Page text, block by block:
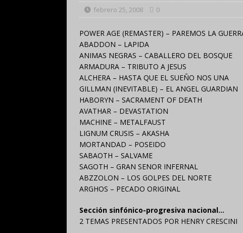
febrero 25, 2008 0
POWER AGE (REMASTER) – PAREMOS LA
ABADDON – LAPIDA
ANIMAS NEGRAS – CABALLERO DEL BOSQUE
ARMADURA – TRIBUTO A JESUS
ALCHERA – HASTA QUE EL SUEÑO NOS UNA
GILLMAN (INEVITABLE) – EL ANGEL GUARDIAN
HABORYN – SACRAMENT OF DEATH
AVATHAR – DEVASTATION
MACHINE – METALFAUST
LIGNUM CRUSIS – AKASHA
MORTANDAD – POSEIDO
SABAOTH – SALVAME
SAGOTH – GRAN SENOR INFERNAL
ABZZOLON – LOS GOLPES DEL NORTE
ARGHOS – PECADO ORIGINAL
Sección sinfónico-progresiva nacional…
2 TEMAS PRESENTADOS POR HENRY CRESCINI